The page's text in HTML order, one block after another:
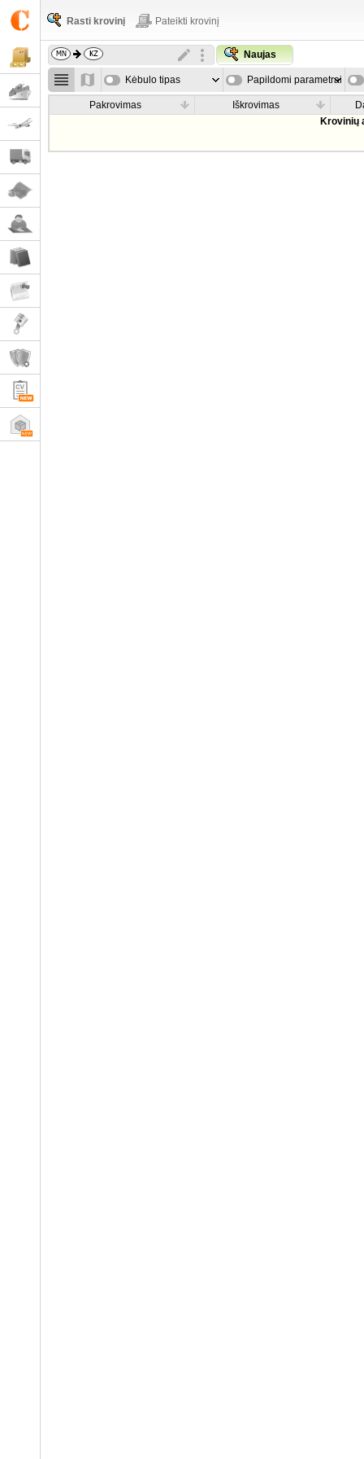
Rasti krovinį Pateikti krovinį
Naujas
Kėbulo tipas Papildomi parametrai
Pakrovimas Iškrovimas
Krovinių